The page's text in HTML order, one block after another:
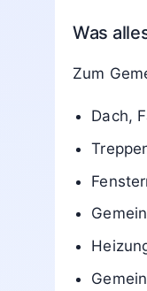
Was
Zum
Dach,